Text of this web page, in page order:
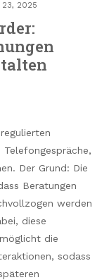
23, 2025
Der Grund: Die
Beratungen
werden
diese
die
sodass